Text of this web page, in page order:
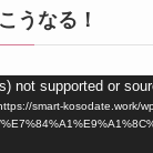
うなる！
not supported or
smart-kosodate.work/